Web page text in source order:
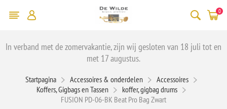
0
In verband met de zomervakantie, zijn wij gesloten van 18 juli tot en
met 17 augustus.
Startpagina Accessoires & onderdelen
Accessoires
Koffers, Gigbags en Tassen
koffer, gigbag drums
FUSION PD-06-BK Beat Pro Bag Zwart